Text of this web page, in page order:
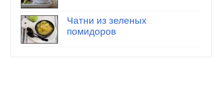
Чатни из зеленых
помидоров